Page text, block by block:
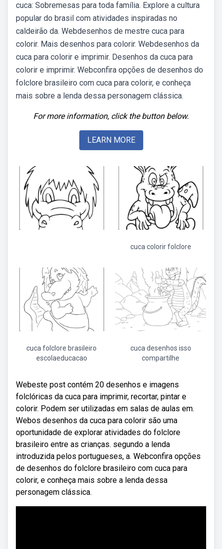
cuca: Sobremesas para toda família. Explore a cultura
popular do brasil com atividades inspiradas no
caldeirão da. Webdesenhos de mestre cuca para
colorir. Mais desenhos para colorir. Webdesenhos da
cuca para colorir e imprimir. Desenhos da cuca para
colorir e imprimir. Webconfira opções de desenhos do
folclore brasileiro com cuca para colorir, e conheça
mais sobre a lenda dessa personagem clássica.
For more information, click the button below.
LEARN MORE
cuca colorir folclore
cuca folclore brasileiro
escolaeducacao
cuca desenhos isso
compartilhe
Webeste post contém 20 desenhos e imagens
folclóricas da cuca para imprimir, recortar, pintar e
colorir. Podem ser utilizadas em salas de aulas em.
Webos desenhos da cuca para colorir são uma
oportunidade de explorar atividades do folclore
brasileiro entre as crianças. segundo a lenda
introduzida pelos portugueses, a. Webconfira opções
de desenhos do folclore brasileiro com cuca para
colorir, e conheça mais sobre a lenda dessa
personagem clássica.